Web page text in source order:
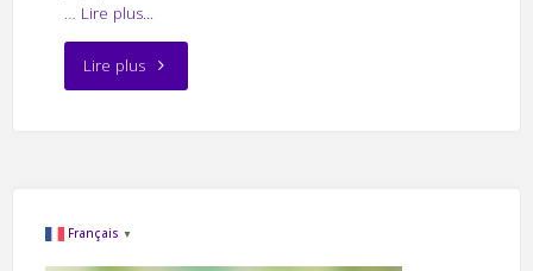
… Lire plus...
Lire plus"L’Un,
Français ▼